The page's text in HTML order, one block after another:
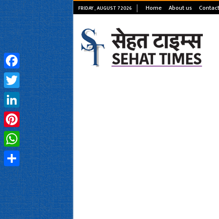
FRIDAY , AUGUST 7 2026 Home About us
Facebook
Twitter
LinkedIn
Pinterest
WhatsApp
Share